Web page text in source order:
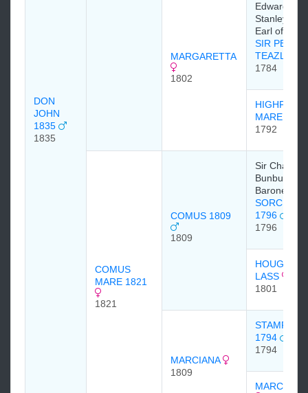
DON
JOHN
1835
1835
MARGARETTA
1802
Edward
Stanley,
Earl of
SIR PETER
TEAZLE
1784
MARE
1792
COMUS
MARE 1821
1821
COMUS 1809
1809
Sir Charles
Bunbury,
Baronet
SORCERER
1796
1796
LASS
1801
MARCIANA
1809
STAMFORD
1794
1794
MARCIA